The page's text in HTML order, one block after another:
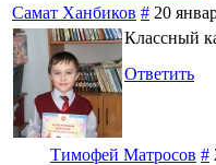
Самат Ханбиков # 20
Классный
Ответить
Тимофей Матросов #